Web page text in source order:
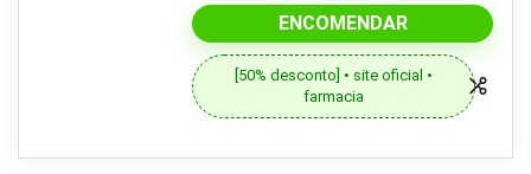
ENCOMENDAR
[50% desconto] • site oficial •
farmacia